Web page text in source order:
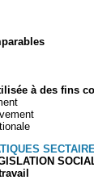
à des fins